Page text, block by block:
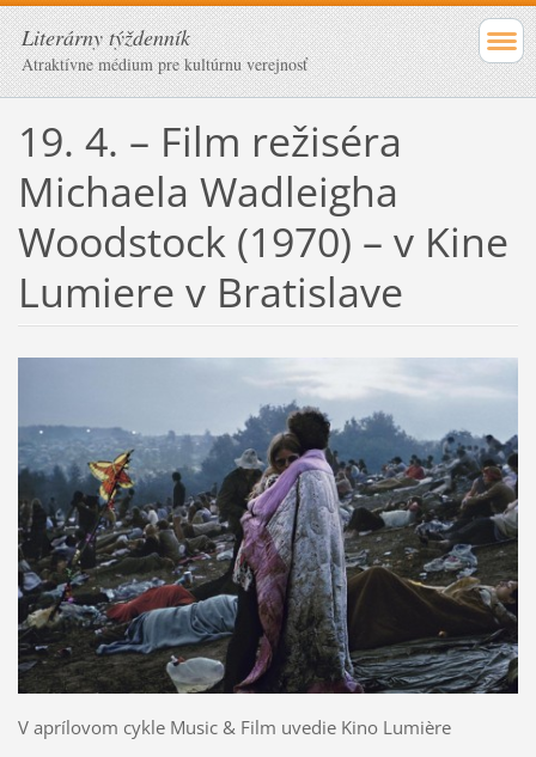
Literárny týždenník
Atraktívne médium pre kultúrnu verejnosť
19. 4. – Film režiséra
Michaela Wadleigha
Woodstock (1970) – v Kine
Lumiere v Bratislave
V aprílovom cykle Music & Film uvedie Kino Lumière